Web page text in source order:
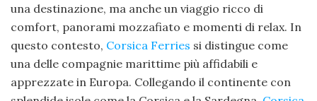
una destinazione, ma anche un viaggio ricco di
comfort, panorami mozzafiato e momenti di relax. In
questo contesto, Corsica Ferries si distingue come
una delle compagnie marittime più affidabili e
apprezzate in Europa. Collegando il continente con